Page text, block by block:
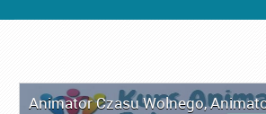
Animator Czasu Wolnego,